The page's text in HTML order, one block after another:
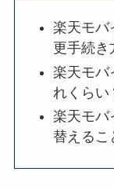
楽天モバ
更手続き
楽天モバ
れくらい
楽天モバ
替えるこ